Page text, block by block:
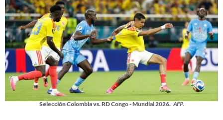
Selección Colombia vs. RD Congo - Mundial 2026. AFP.